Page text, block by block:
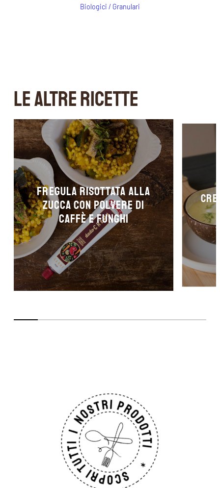
Biologici / Granulari
LE ALTRE RICETTE
Fregula risottata alla
zucca con polvere di
caffè e funghi